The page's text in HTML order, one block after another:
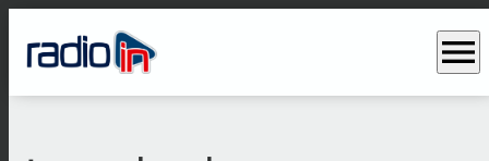
menu